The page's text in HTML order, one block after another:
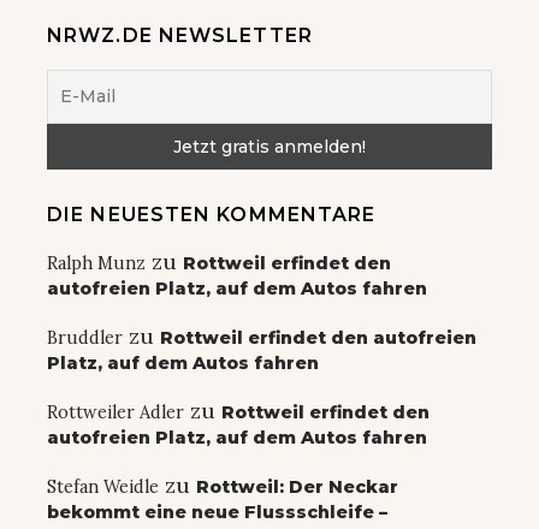
NRWZ.DE NEWSLETTER
DIE NEUESTEN KOMMENTARE
Ralph Munz zu Rottweil erfindet den
autofreien Platz, auf dem Autos fahren
Bruddler zu Rottweil erfindet den autofreien
Platz, auf dem Autos fahren
Rottweiler Adler zu Rottweil erfindet den
autofreien Platz, auf dem Autos fahren
Stefan Weidle zu Rottweil: Der Neckar
bekommt eine neue Flussschleife –